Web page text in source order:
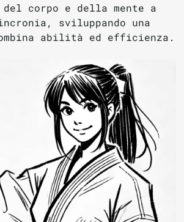
corpo e della mente a
sviluppando una
abilità ed efficienza.